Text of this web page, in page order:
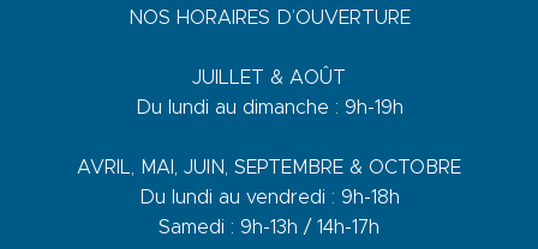
NOS HORAIRES D’OUVERTURE
JUILLET & AOÛT
Du lundi au dimanche : 9h-19h
AVRIL, MAI, JUIN, SEPTEMBRE & OCTOBRE
Du lundi au vendredi : 9h-18h
Samedi : 9h-13h / 14h-17h